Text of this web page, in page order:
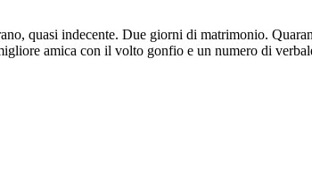
quasi indecente. Due giorni di matrimonio.
amica con il volto gonfio e un numero di